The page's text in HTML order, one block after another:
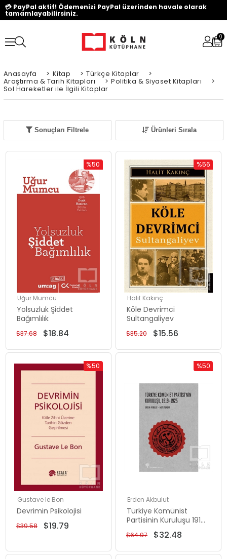
💳 PayPal aktif! Ödemenizi PayPal üzerinden havale olarak
tamamlayabilirsiniz.
0
Anasayfa > Kitap > Türkçe Kitaplar >
Araştırma & Tarih Kitapları > Politika & Siyaset Kitapları >
Sol Hareketler ile İlgili Kitaplar
Sonuçları Filtrele Ürünleri Sırala
Uğur Mumcu
Yolsuzluk Şiddet
Bağımlılık
$18.84
$37.68
%50
İndirim
%50İndirim
Halit Kakınç
Köle Devrimci
Sultangaliyev
$15.56
$35.20
%56
İndirim
Gustave le Bon
Devrimin Psikolojisi
$19.79
$39.58
%50
%50İndirim
Erden Akbulut
Türkiye Komünist
Partisinin Kuruluşu 1919
$32.48
$64.97
%50